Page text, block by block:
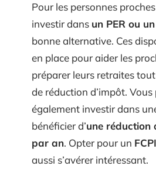
Pour les personnes
investir dans un PER ou
bonne alternative. Ces
en place pour aider les
préparer leurs retraites
de réduction d’impôt. Vous
également investir dans
bénéficier d’une réduction
par an. Opter pour un FCPI
aussi s’avérer intéressant.